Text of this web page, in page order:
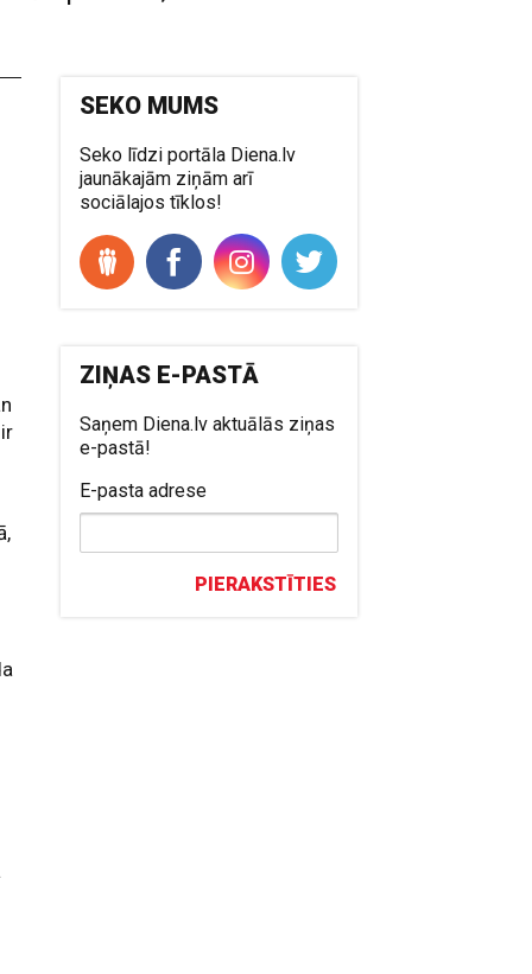
SEKO MUMS
Seko līdzi portāla Diena.lv
jaunākajām ziņām arī
sociālajos tīklos!
ZIŅAS E-PASTĀ
Saņem Diena.lv aktuālās ziņas
e-pastā!
E-pasta adrese
PIERAKSTĪTIES